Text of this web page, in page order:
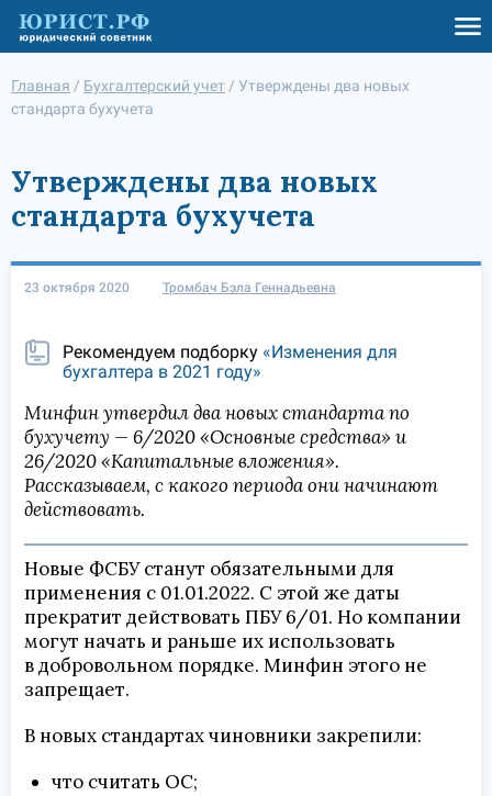
Главная / Бухгалтерский учет / Утверждены два новых
стандарта бухучета
Утверждены два новых
стандарта бухучета
23 октября 2020 Тромбач Бэла Геннадьевна
Рекомендуем подборку «Изменения для
бухгалтера в 2021 году»
Минфин утвердил два новых стандарта по
бухучету — 6/2020 «Основные средства» и
26/2020 «Капитальные вложения».
Рассказываем, с какого периода они начинают
действовать.
Новые ФСБУ станут обязательными для
применения с 01.01.2022. С этой же даты
прекратит действовать ПБУ 6/01. Но компании
могут начать и раньше их использовать
в добровольном порядке. Минфин этого не
запрещает.
В новых стандартах чиновники закрепили:
что считать ОС;